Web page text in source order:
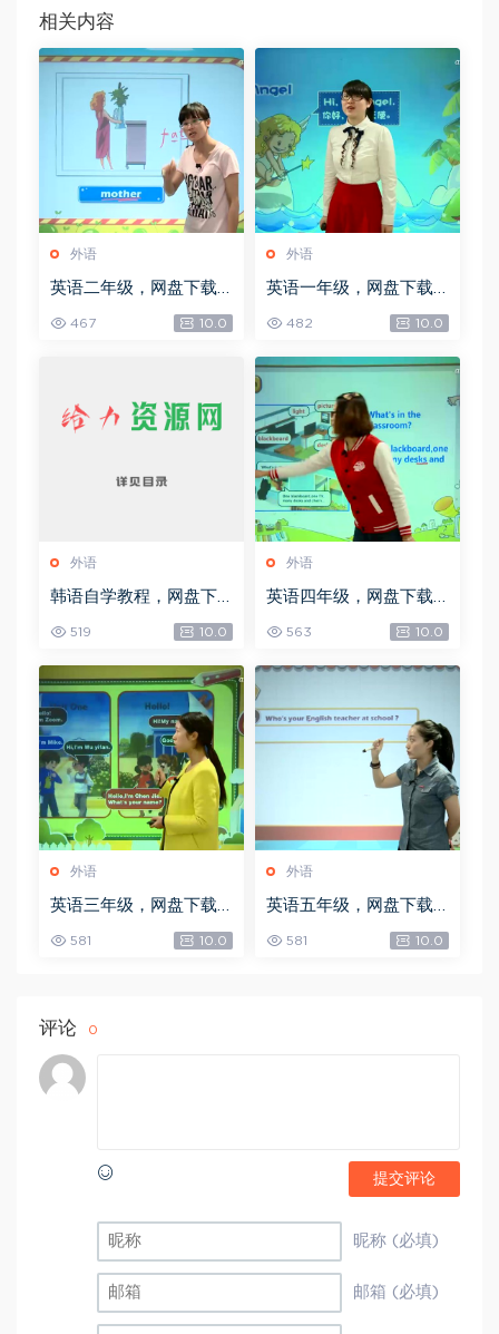
相关内容
外语
英语二年级，网盘下载
467 10.0
外语
英语一年级，网盘下载
482 10.0
外语
韩语自学教程，网盘下
519 10.0
外语
英语四年级，网盘下载
563 10.0
外语
英语三年级，网盘下载
581 10.0
外语
英语五年级，网盘下载
581 10.0
评论 0
提交评论
昵称 (必填)
邮箱 (必填)